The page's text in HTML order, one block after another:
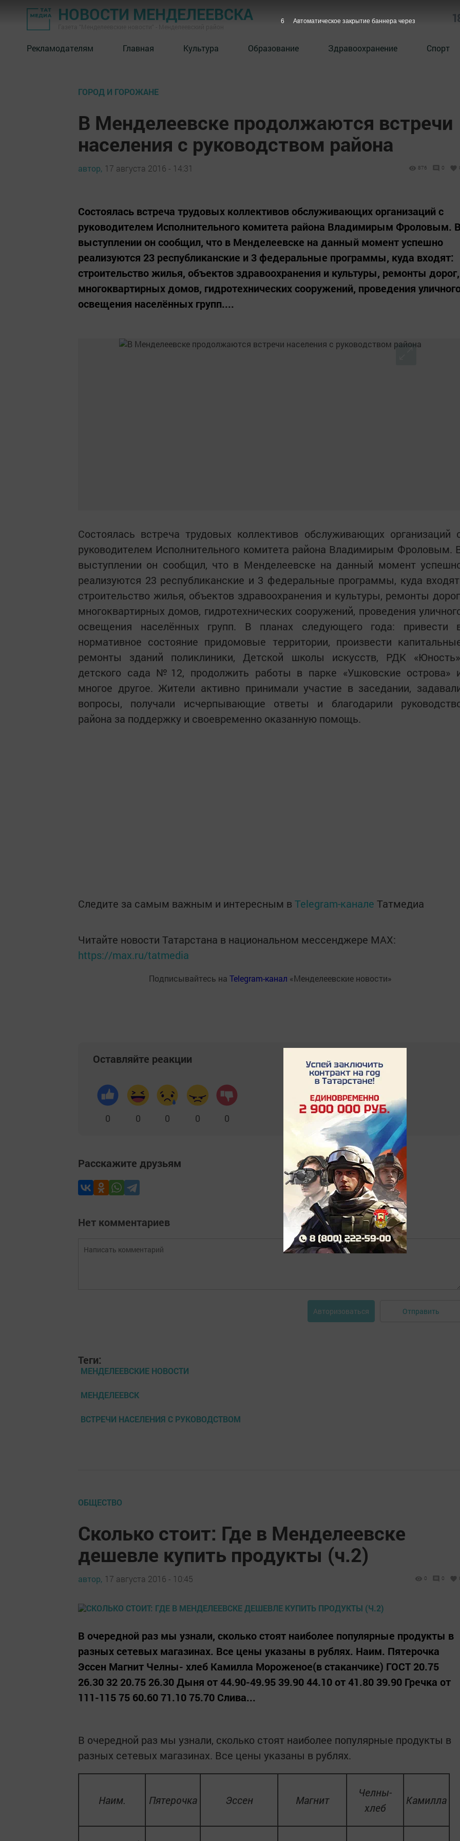
НОВОСТИ МЕНДЕЛЕЕВСКА
Рекламодателям Главная Культура Образование Здравоохранение Спорт
ГОРОД И ГОРОЖАНЕ
В Менделеевске продолжаются встречи
населения с руководством района
автор, 17 августа 2016 - 14:31 876 0
Состоялась встреча трудовых коллективов обслуживающих организаций с
руководителем Исполнительного комитета района Владимирым Фроловым.
выступлении он сообщил, что в Менделеевске на данный момент успешно
реализуются 23 республиканские и 3 федеральные программы, куда входят:
строительство жилья, объектов здравоохранения и культуры, ремонты дорог,
многоквартирных домов, гидротехнических сооружений, проведения
освещения населённых групп....
Состоялась встреча трудовых коллективов обслуживающих организаций
руководителем Исполнительного комитета района Владимирым Фроловым.
выступлении он сообщил, что в Менделеевске на данный момент
реализуются 23 республиканские и 3 федеральные программы, куда
строительство жилья, объектов здравоохранения и культуры, ремонты
многоквартирных домов, гидротехнических сооружений, проведения
освещения населённых групп. В планах следующего года: привести
нормативное состояние придомовые территории, произвести
ремонты зданий поликлиники, Детской школы искусств, РДК
детского сада №12, продолжить работы в парке «Ушковские острова»
многое другое. Жители активно принимали участие в заседании,
вопросы, получали исчерпывающие ответы и благодарили
района за поддержку и своевременно оказанную помощь.
Следите за самым важным и интересным в Telegram-канале Татмедиа
Читайте новости Татарстана в национальном мессенджере MАХ:
https://max.ru/tatmedia
Подписывайтесь на Telegram-канал «Менделеевские новости»
Оставляйте реакции
0 0 0 0 0
Расскажите друзьям
Нет комментариев
Авторизоваться Отправить
Теги:
МЕНДЕЛЕЕВСКИЕ НОВОСТИ
МЕНДЕЛЕЕВСК
ВСТРЕЧИ НАСЕЛЕНИЯ С РУКОВОДСТВОМ
ОБЩЕСТВО
Сколько стоит: Где в Менделеевске
дешевле купить продукты (ч.2)
автор, 17 августа 2016 - 10:45 0 0
В очередной раз мы узнали, сколько стоят наиболее популярные продукты в
разных сетевых магазинах. Все цены указаны в рублях. Наим. Пятерочка
Эссен Магнит Челны- хлеб Камилла Мороженое(в стаканчике) ГОСТ 20.75
26.30 32 20.75 26.30 Дыня от 44.90-49.95 39.90 44.10 от 41.80 39.90 Гречка от
111-115 75 60.60 71.10 75.70 Слива...
В очередной раз мы узнали, сколько стоят наиболее популярные продукты в
разных сетевых магазинах. Все цены указаны в рублях.
Наим. Пятерочка Эссен Магнит
Челны-
хлеб
Камилла
6 Автоматическое закрытие баннера через